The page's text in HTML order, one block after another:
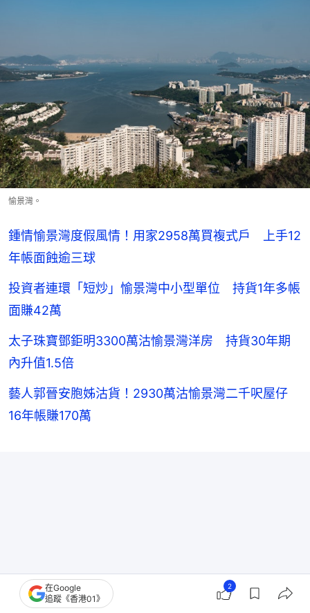
愉景灣。
鍾情愉景灣度假風情！用家2958萬買複式戶 上手12
年帳面蝕逾三球
投資者連環「短炒」愉景灣中小型單位 持貨1年多帳
面賺42萬
太子珠寶鄧鉅明3300萬沽愉景灣洋房 持貨30年期
內升值1.5倍
藝人郭晉安胞姊沽貨！2930萬沽愉景灣二千呎屋仔
16年帳賺170萬
在Google
追蹤《香港01》
2